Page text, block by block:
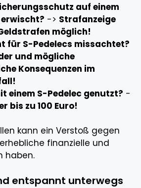
auf einem
-> Strafanzeige
möglich!
für S-Pedelecs missachtet?
und mögliche
Konsequenzen im
einem S-Pedelec genutzt? -
bis zu 100 Euro!
kann ein Verstoß gegen
finanzielle und
haben.
entspannt unterwegs